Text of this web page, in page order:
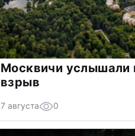
Москвичи услышали
взрыв
7 августа 0